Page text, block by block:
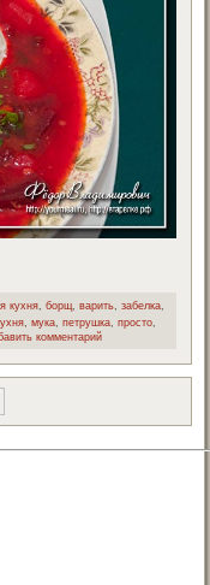
кухня ,борщ ,варить ,забелка
,мука,петрушка,просто,
комментарий